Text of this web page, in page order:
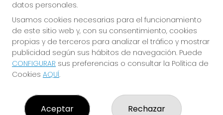
LA PERLA D'OR
¿Quiénes somos?
Comprar lotería
Resultados
Contacto
Empresas
Registro
datos personales.
Usamos cookies necesarias para el funcionamiento
de este sitio web y, con su consentimiento, cookies
propias y de terceros para analizar el tráfico y mostrar
publicidad según sus hábitos de navegación. Puede
CONFIGURAR sus preferencias o consultar la Política de
Cookies AQUÍ.
Aceptar Rechazar